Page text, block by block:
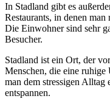
In Stadland gibt es
Restaurants, in denen
Die Einwohner sind sehr
Besucher.
Stadland ist ein Ort, der
Menschen, die eine
man dem stressigen
entspannen.